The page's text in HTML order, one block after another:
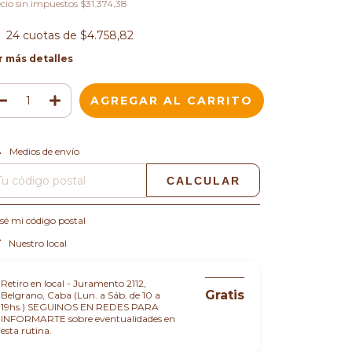
sin impuestos $31.374,38
24 cuotas de $4.758,82
más detalles
para el CP:
Medios de envío
CALCULAR
mi código postal
Nuestro local
Retiro en local - Juramento 2112,
Belgrano, Caba (Lun. a Sáb. de 10 a
19hs.) SEGUINOS EN REDES PARA
INFORMARTE sobre eventualidades en
esta rutina.
Gratis